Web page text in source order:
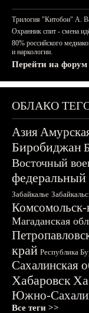
Трилогия "Китобои" А.
Охранник спит - смена
80% российского
и наркологии.
Перейти на форум
ОБЛАКО
Азия
Биробиджан
Восточный
федеральный
Забайкалье
Магаданская
край Республика
Сахалинская
Хабаровск
Южно-
Все теги >>